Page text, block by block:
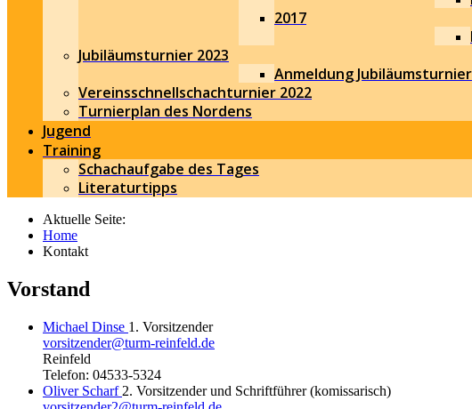
2017
Jubiläumsturnier 2023
Anmeldung Jubiläumsturnier
Vereinsschnellschachturnier 2022
Turnierplan des Nordens
Jugend
Training
Schachaufgabe des Tages
Literaturtipps
Aktuelle Seite:
Home
Kontakt
Vorstand
Michael Dinse 1. Vorsitzender
vorsitzender@turm-reinfeld.de
Reinfeld
Telefon: 04533-5324
Oliver Scharf 2. Vorsitzender und Schriftführer (komissarisch)